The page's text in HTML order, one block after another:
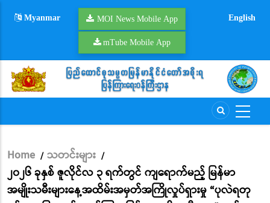
Myanmar MOI News Mobile App
mTube Mobile App
English
Breadcrumb
Home / သတင်းများ /
၂၀၂၆ ခုနှစ် ဇူလိုင်လ ၃ ရက်တွင် ကျရောက်မည့် မြန်မာ
အမျိုးသမီးများနေ့အထိမ်းအမှတ်အကြိုလှုပ်ရှားမှု “ပုလဲရတု